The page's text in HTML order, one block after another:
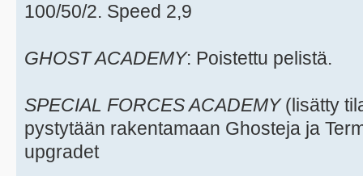
100/50/2. Speed 2,9
GHOST ACADEMY: Poistettu pelistä.
SPECIAL FORCES ACADEMY(lisätty
pystytään rakentamaan Ghosteja ja
upgradet